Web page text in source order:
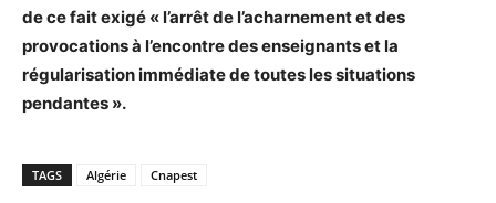
de ce fait exigé « l’arrêt de l’acharnement et des
provocations à l’encontre des enseignants et la
régularisation immédiate de toutes les situations
pendantes ».
TAGS Algérie Cnapest